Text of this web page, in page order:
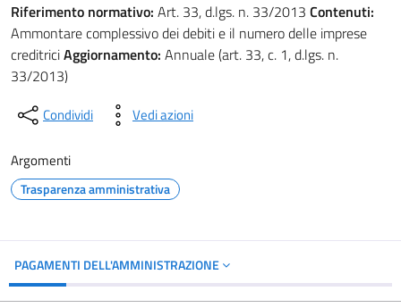
Riferimento normativo: Art. 33, d.lgs. n. 33/2013 Contenuti:
Ammontare complessivo dei debiti e il numero delle imprese
creditriciAggiornamento: Annuale (art. 33, c. 1, d.lgs. n.
33/2013)
Condividi Vedi azioni
Argomenti
Trasparenza amministrativa
PAGAMENTI DELL'AMMINISTRAZIONE